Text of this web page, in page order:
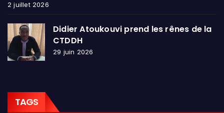
2 juillet 2026
Didier Atoukouvi prend les rênes de la
CTDDH
29 juin 2026
TAGS